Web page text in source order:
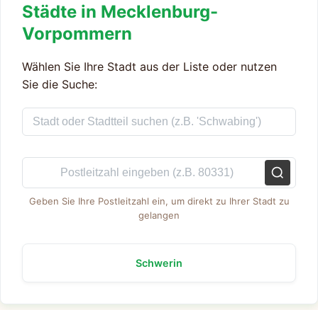
Städte in Mecklenburg-
Vorpommern
Wählen Sie Ihre Stadt aus der Liste oder nutzen
Sie die Suche:
Geben Sie Ihre Postleitzahl ein, um direkt zu Ihrer Stadt zu
gelangen
Schwerin